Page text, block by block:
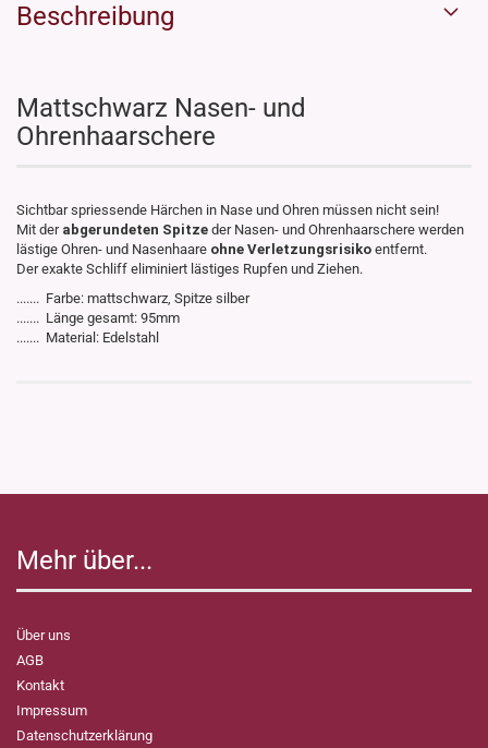
Beschreibung
Mattschwarz Nasen- und
Ohrenhaarschere
Sichtbar spriessende Härchen in Nase und Ohren müssen nicht sein!
Mit der abgerundeten Spitze der Nasen- und Ohrenhaarschere werden
lästige Ohren- und Nasenhaare ohne Verletzungsrisiko entfernt.
Der exakte Schliff eliminiert lästiges Rupfen und Ziehen.
....... Farbe: mattschwarz, Spitze silber
....... Länge gesamt: 95mm
....... Material: Edelstahl
Mehr über...
Über uns
AGB
Kontakt
Impressum
Datenschutzerklärung